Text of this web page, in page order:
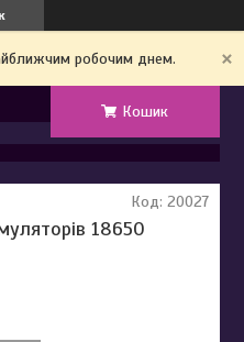
робочим днем.
Кошик
18650
Код: 20027